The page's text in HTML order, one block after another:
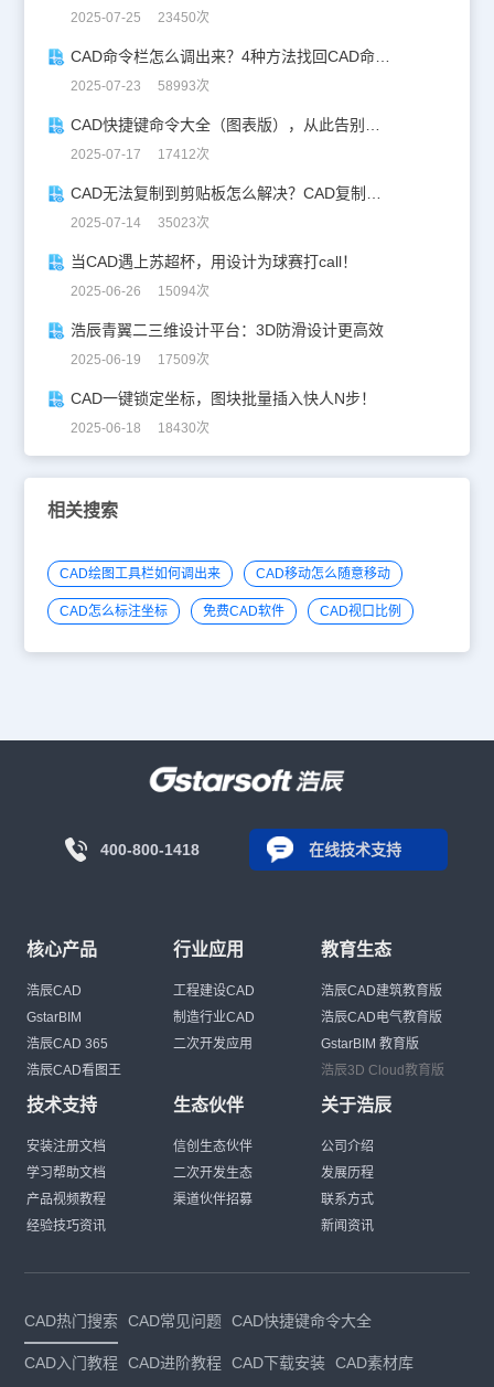
2025-07-25 23450次
CAD命令栏怎么调出来？4种方法找回CAD命令栏
2025-07-23 58993次
2025-07-17 17412次
2025-07-14 35023次
当CAD遇上苏超杯，用设计为球赛打call！
2025-06-26 15094次
浩辰青翼二三维设计平台：3D防滑设计更高效
2025-06-19 17509次
CAD一键锁定坐标，图块批量插入快人N步！
2025-06-18 18430次
相关搜索
CAD绘图工具栏如何调出来 CAD移动怎么随意移动
CAD怎么标注坐标 免费CAD软件 CAD视口比例
400-800-1418 在线技术支持
核心产品
浩辰CAD
GstarBIM
浩辰CAD 365
浩辰CAD看图王
行业应用
工程建设CAD
制造行业CAD
二次开发应用
教育生态
浩辰CAD建筑教育版
浩辰CAD电气教育版
GstarBIM 教育版
浩辰3D Cloud教育版
技术支持
安装注册文档
学习帮助文档
产品视频教程
经验技巧资讯
生态伙伴
信创生态伙伴
二次开发生态
渠道伙伴招募
关于浩辰
公司介绍
发展历程
联系方式
新闻资讯
CAD热门搜索 CAD常见问题 CAD快捷键命令大全
CAD入门教程 CAD进阶教程 CAD下载安装 CAD素材库